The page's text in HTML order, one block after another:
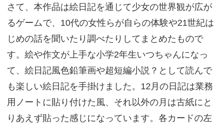
さて、本作品は絵日記を通じて少女の世界観が広が
るゲームで、10代の女性らが自らの体験や21世紀は
じめの話を聞いたり調べたりしてまとめたもので
す。絵や作文が上手な小学2年生いつちゃんになっ
て、絵日記風色鉛筆画や超短編小説？として読んで
も楽しい絵日記を手掛けました。12月の日記は業務
用ノートに貼り付けた風、それ以外の月は古紙にと
りあえず貼った感じになっています。各カードの左